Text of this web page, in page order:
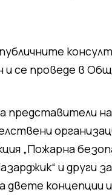
се проведе в
представители
„Пожарна
и други
двете концепции